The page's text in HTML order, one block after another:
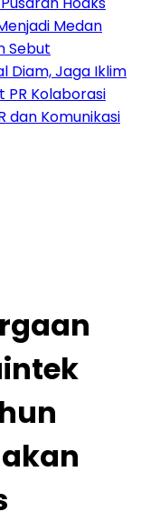
Medan
Sebut
Diam, Jaga Iklim
PR Kolaborasi
dan Komunikasi